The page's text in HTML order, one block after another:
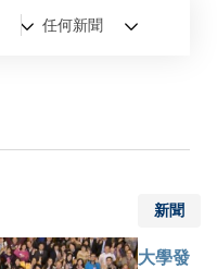
任何新聞
新聞
大學發